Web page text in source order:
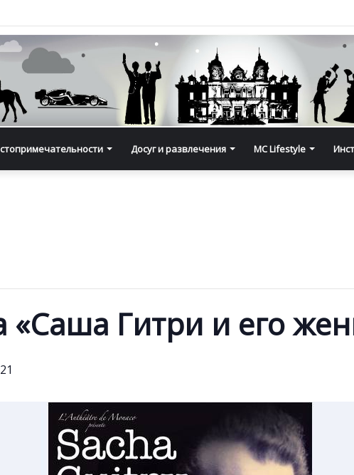
Досуг и развлечения MC Lifestyle
«Саша Гитри и его